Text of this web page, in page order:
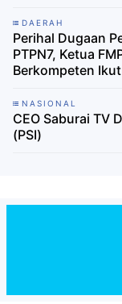
DAERAH
Perihal Dugaan
PTPN7, Ketua
Berkompeten
NASIONAL
CEO Saburai TV
(PSI)